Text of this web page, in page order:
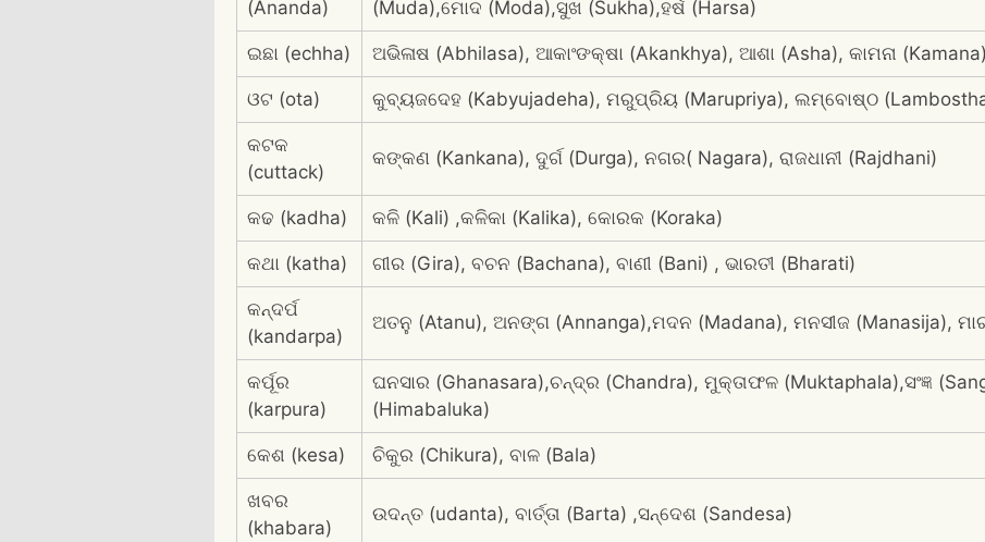
(Ananda)
(Muda),ମୋଦ (Moda),ସୁଖ (Sukha),ହର୍ଷ (Harsa)
ଇଛା (echha) ଅଭିଳାଷ (Abhilasa), ଆକାଂଙକ୍ଷା (Akankhya), ଆଶା (Asha), କାମନା
ଓଟ (ota) କୁବ୍ୟଜଦେହ (Kabyujadeha), ମରୁପ୍ରିୟ (Marupriya), ଲମ୍ବୋଷ୍ଠ
କଟକ
(cuttack)
କଙ୍କଣ (Kankana), ଦୁର୍ଗ (Durga), ନଗର( Nagara), ରାଜଧାନୀ (Rajdhani)
କଢ (kadha) କଳି (Kali) ,କଳିକା (Kalika), କୋରକ (Koraka)
କଥା (katha) ଗୀର (Gira), ବଚନ (Bachana), ବାଣୀ (Bani) , ଭାରତୀ (Bharati)
କନ୍ଦର୍ପ
(kandarpa)
ଅତନୁ (Atanu), ଅନଙ୍ଗ (Annanga),ମଦନ (Madana), ମନସୀଜ (Manasija),
କର୍ପୂର
(karpura)
ଘନସାର (Ghanasara),ଚନ୍ଦ୍ର (Chandra), ମୁକ୍ତାଫଳ (Muktaphala),ସଂଜ୍ଞ
(Himabaluka)
କେଶ (kesa) ଚିକୁର (Chikura), ବାଳ (Bala)
ଖବର
(khabara)
ଉଦନ୍ତ (udanta), ବାର୍ତ୍ତା (Barta) ,ସନ୍ଦେଶ (Sandesa)